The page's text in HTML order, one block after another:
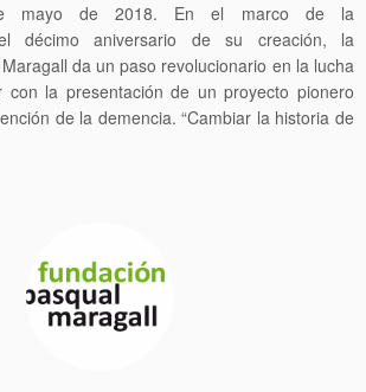
mayo de 2018. En el marco de la
décimo aniversario de su creación, la
da un paso revolucionario en la lucha
con la presentación de un proyecto pionero
de la demencia. “Cambiar la historia de